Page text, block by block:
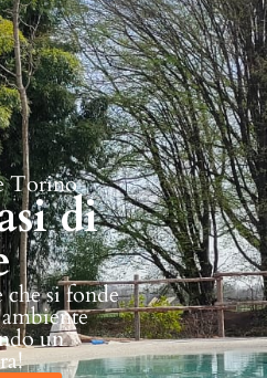
Torino
di
che si fonde
un